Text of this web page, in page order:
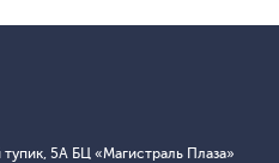
5А БЦ «Магистраль Плаза»